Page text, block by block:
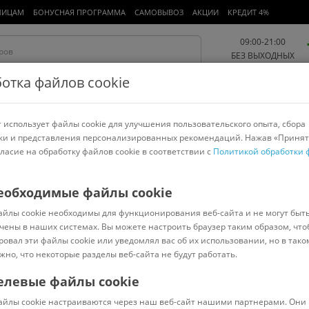
БОНУСНАЯ ПРОГРАММА САМОВЫВОЗ АКЦИИ КРЕДИТ 4%
09:00-21:00
БЕЗ ВЫХОДНЫХ
Работа и офис Авто и мото Детям и мамам Красота и
спорт
Код: 843504
файлов cookie
файлы cookie для улучшения пользовательского опыта, сбора
и представления персонализированных рекомендаций. Нажав
на обработку файлов cookie в соответствии с Политикой обработки
файлы cookie
cookie необходимы для функционирования веб-сайта и не могут
в наших системах. Вы можете настроить браузер таким образом,
эти файлы cookie или уведомлял вас об их использовании, но в
что некоторые разделы веб-сайта не будут работать.
файлы cookie
cookie настраиваются через наш веб-сайт нашими партнерами. Они